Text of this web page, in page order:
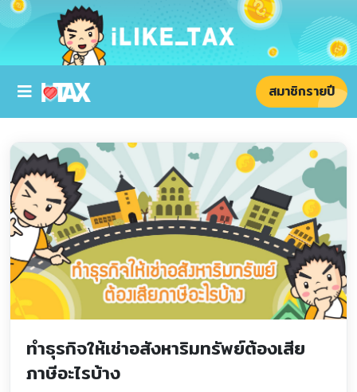
สมาชิกรายปี
ทำธุรกิจให้เช่าอสังหาริมทรัพย์ต้องเสีย
ภาษีอะไรบ้าง